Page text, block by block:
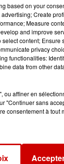
based on your
Create
Measure
and improve
content;
privacy
functionalities:
data from other
ou affiner en
"Continuer sans
consentement à